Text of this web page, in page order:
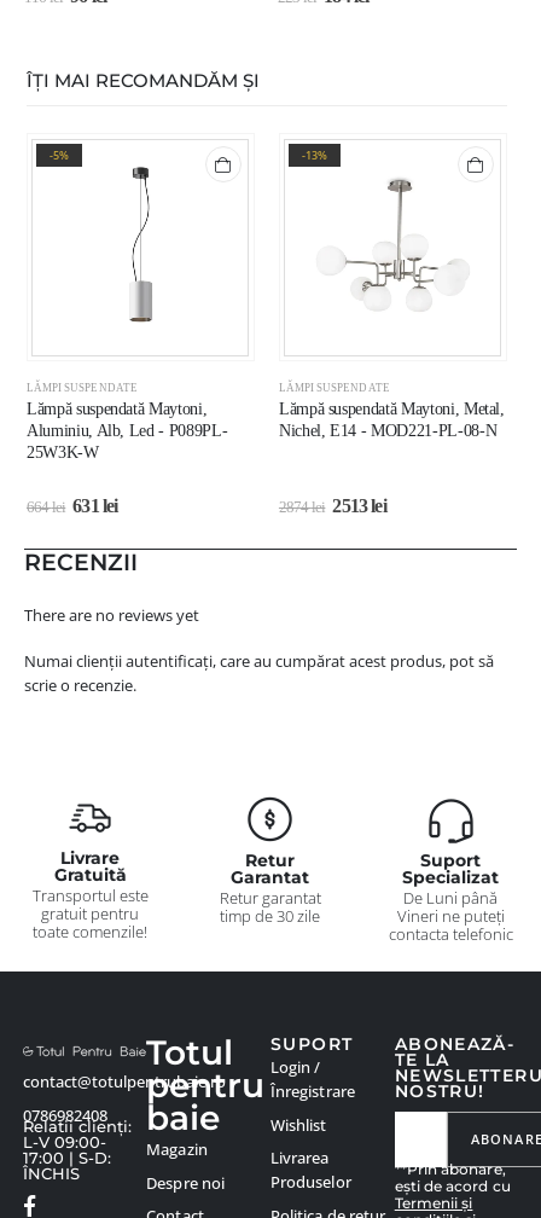
ÎȚI MAI RECOMANDĂM ȘI
-5%
LĂMPI SUSPENDATE
Lămpă suspendată Maytoni,
Aluminiu, Alb, Led - P089PL-
25W3K-W
664lei 631lei
-13%
LĂMPI SUSPENDATE
Lămpă suspendată Maytoni, Metal,
Nichel, E14 - MOD221-PL-08-N
2874lei 2513lei
RECENZII
There are no reviews yet
Numai clienții autentificați, care au cumpărat acest produs, pot să
scrie o recenzie.
Livrare
Gratuită
Transportul este
gratuit pentru
toate comenzile!
Retur
Garantat
Retur garantat
timp de 30 zile
Suport
Specializat
De Luni până
Vineri ne puteți
contacta telefonic
contact@totulpentrubaie.ro
0786982408
Relatii clienți:
L-V 09:00-
17:00 | S-D:
ÎNCHIS
ABONEAZĂ-
TE LA
NOSTRU!
**Prin abonare,
ești de acord cu
Termenii și
Totul
pentru
baie
Magazin
Despre noi
SUPORT
Login /
Înregistrare
Wishlist
Livrarea
Produselor